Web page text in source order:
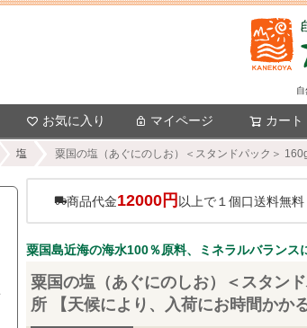
お気に入り マイページ カート
塩 粟国の塩（あぐにのしお）＜スタンドパック＞
商品代金12000円 以上で１個口送料無
粟国島近海の海水100％原料、ミネラルバランス
粟国の塩（あぐにのしお）＜スタン
所 【天候により、入荷にお時間かか